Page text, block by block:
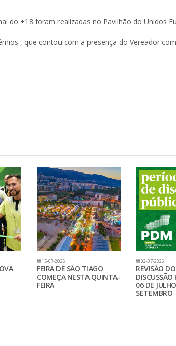
do +18 foram realizadas no Pavilhão do Unidos
, que contou com a presença do Vereador
15-07-2026
FEIRA DE SÃO TIAGO
COMEÇA NESTA QUINTA-
FEIRA
02-07-2026
REVISÃO
06 DE
SETEMBRO